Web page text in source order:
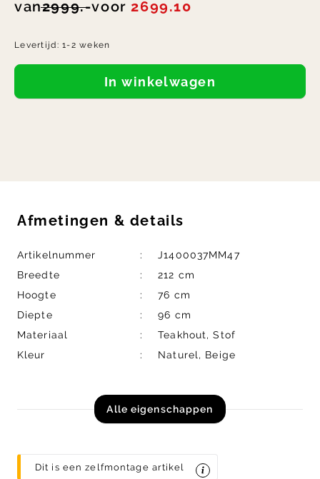
van2999.-voor 2699.10
Levertijd:1-2 weken
In winkelwagen
Afmetingen & details
Artikelnummer
J1400037MM47
Breedte
212 cm
Hoogte
76 cm
Diepte
96 cm
Materiaal
Teakhout, Stof
Kleur
Naturel, Beige
Alle eigenschappen
Dit is een zelfmontage artikel